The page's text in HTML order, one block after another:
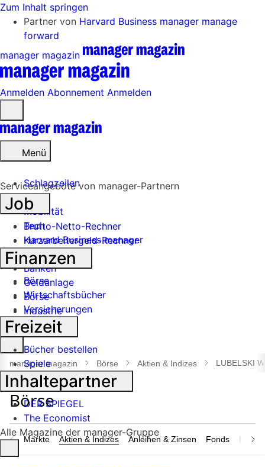
Zum Inhalt springen
Partner von Harvard Business manager manage
forward
manager magazin
Anmelden Abonnement Anmelden
öffnen
Menü
Schlagzeilen
Mobilität
Tech
Harvard Business manager
Handel
Banken
Geldanlage
Börse
Industrie
Suche
öffnen
manager magazin Börse Aktien & Indizes LUBELSKI
Märkte Aktien & Indizes Anleihen & Zinsen Fonds
Serviceangebote von manager-Partnern
Job
Brutto-Netto-Rechner
Kurzarbeitergeld-Rechner
Finanzen
Börse
Wirtschaftsbücher
Versicherungen
Freizeit
Bücher bestellen
Spiele
Inhaltepartner
DER SPIEGEL
The Economist
Alle Magazine der manager-Gruppe